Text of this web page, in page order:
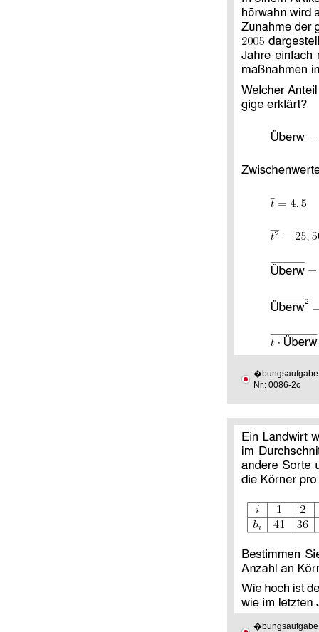
�bungsaufgabe
Nr.: 0086-2c
�bungsaufgabe